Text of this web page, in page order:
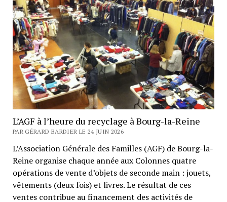
L’AGF à l’heure du recyclage à Bourg-la-Reine
PAR GÉRARD BARDIER LE 24 JUIN 2026
L’Association Générale des Familles (AGF) de Bourg-la-
Reine organise chaque année aux Colonnes quatre
opérations de vente d’objets de seconde main : jouets,
vêtements (deux fois) et livres. Le résultat de ces
ventes contribue au financement des activités de